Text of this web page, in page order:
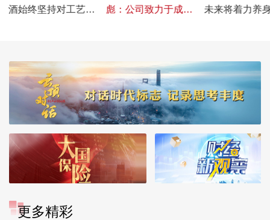
酒始终坚持对工艺的
彪：公司致力于成为
未来将着力养
更多精彩